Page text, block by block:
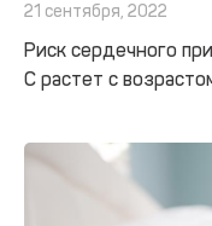
21 сентября, 2022
Риск сердечного
С растет с